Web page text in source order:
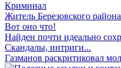
Криминал
Житель Березовского
Вот оно что!
Найден почти идеально
Скандалы, интриги...
Газманов раскритиковал